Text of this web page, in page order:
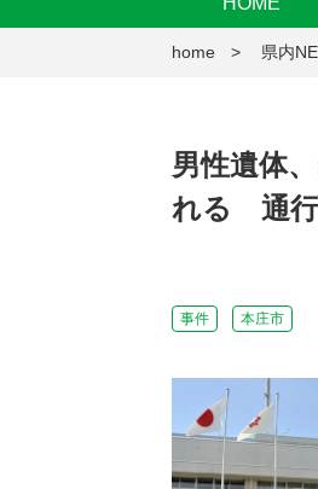
home 県内
男性遺体
れる 通行
事件 本庄市